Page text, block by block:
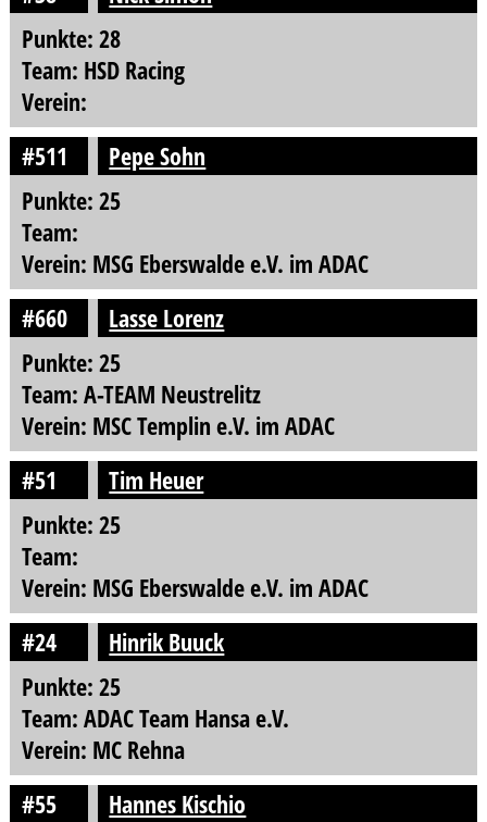
Punkte: 28
Team: HSD Racing
Verein:
#511
Pepe Sohn
Punkte: 25
Team:
Verein: MSG Eberswalde e.V. im ADAC
#660
Lasse Lorenz
Punkte: 25
Team: A-TEAM Neustrelitz
Verein: MSC Templin e.V. im ADAC
#51
Tim Heuer
Punkte: 25
Team:
Verein: MSG Eberswalde e.V. im ADAC
#24
Hinrik Buuck
Punkte: 25
Team: ADAC Team Hansa e.V.
Verein: MC Rehna
#55
Hannes Kischio